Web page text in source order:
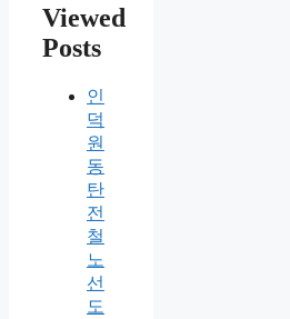
Viewed
Posts
인
덕
원
동
탄
전
철
노
선
도